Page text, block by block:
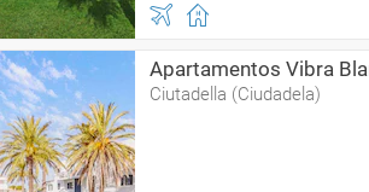
Apartamentos Vibra
Ciutadella (Ciudadela)